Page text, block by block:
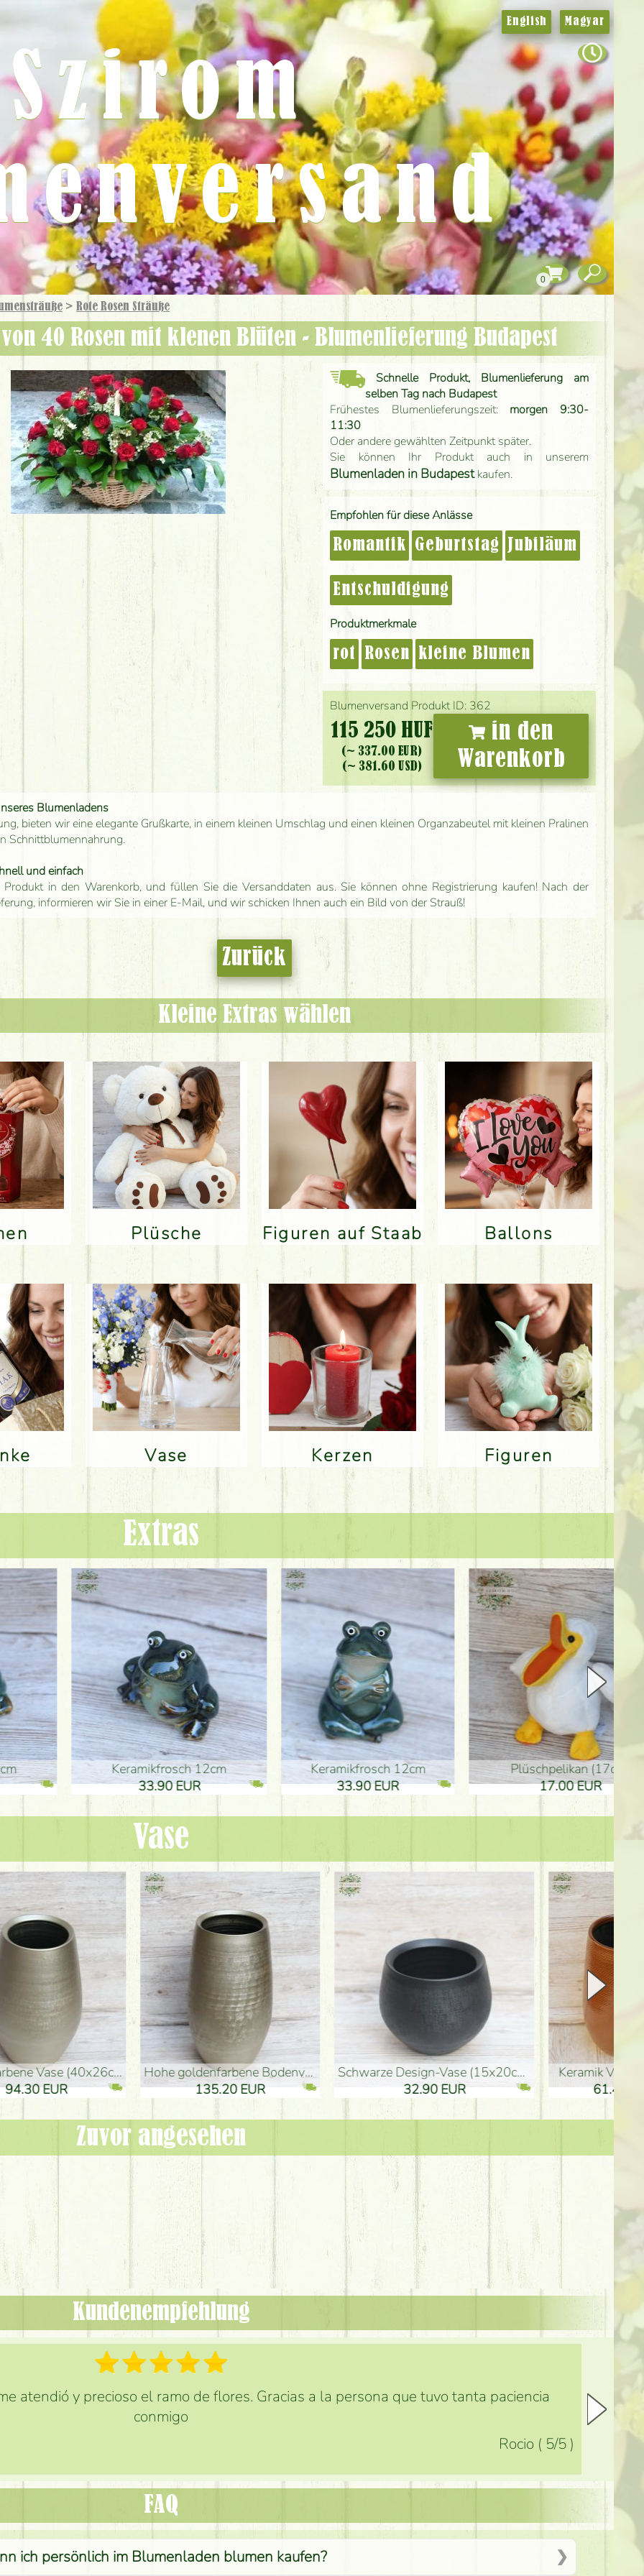
> Rote Rosen Sträuße
von 40 Rosen mit klenen Blüten - Blumenlieferung Budapest
Blumenversand Produkt ID: 362
115 250 HUF
(~ 337.00 EUR)
(~ 381.60 USD)
in den
Warenkorb
Schnelle Produkt, Blumenlieferung am
selben Tag nach Budapest
Frühestes Blumenlieferungszeit: morgen 9:30-
11:30
Oder andere gewählten Zeitpunkt später.
Sie können Ihr Produkt auch in unserem
Blumenladen in Budapestkaufen.
Empfohlen für diese Anlässe
Romantik Geburtstag Jubiläum
Entschuldigung
Produktmerkmale
rot Rosen kleine Blumen
Blumenladens
bieten wir eine elegante Grußkarte, in einem kleinen Umschlag und einen kleinen Organzabeutel mit kleinen Pralinen
Schnittblumennahrung.
und einfach
in den Warenkorb, und füllen Sie die Versanddaten aus. Sie können ohne Registrierung kaufen! Nach der
informieren wir Sie in einer E-Mail, und wir schicken Ihnen auch ein Bild von der Strauß!
Zurück
Kleine Extras wählen
Plüsche Figuren auf Staab Ballons
Vase Kerzen Figuren
English Magyar
Szirom
0
Extras
12cm
EUR
Keramikfrosch 12cm
33.90 EUR
Plüschpelikan (17cm)
17.00 EUR
10.50
Vase
(50x29cm)
schwarze Design-Vase (15x20cm)
32.90 EUR
Keramik Vase 35*21cm
61.40 EUR
Holzfigur für Schulabgänger (10
3.80 EUR
Zuvor angesehen
Kundenempfehlung
atendió y precioso el ramo de flores. Gracias a la persona que tuvo tanta paciencia
conmigo
Rocio ( 5/5 )
FAQ
ich persönlich im Blumenladen blumen kaufen?